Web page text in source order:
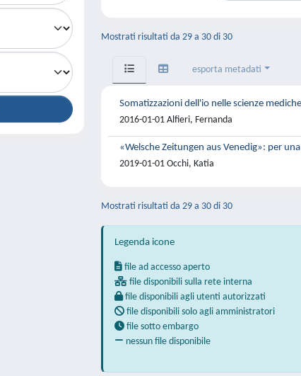
Mostrati risultati da 29 a 30 di 30
esporta metadati
Somatizzazioni dell'io nelle scienze
2016-01-01 Alfieri, Fernanda
«Welsche Zeitungen aus Venedig»: per
2019-01-01 Occhi, Katia
Mostrati risultati da 29 a 30 di 30
Legenda icone
file ad accesso aperto
file disponibili sulla rete interna
file disponibili agli utenti autorizzati
file disponibili solo agli amministratori
file sotto embargo
nessun file disponibile